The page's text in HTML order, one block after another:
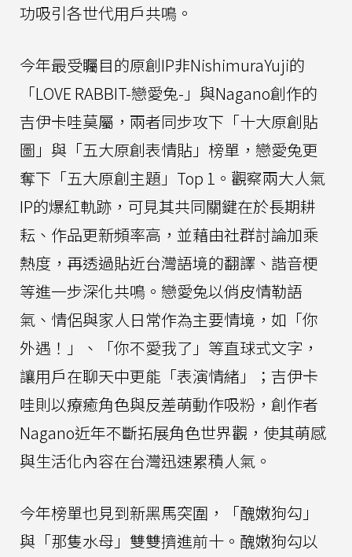
功吸引各世代用戶共鳴。
今年最受矚目的原創IP非NishimuraYuji的
「LOVE RABBIT-戀愛兔-」與Nagano創作的
吉伊卡哇莫屬，兩者同步攻下「十大原創貼
圖」與「五大原創表情貼」榜單，戀愛兔更
奪下「五大原創主題」Top 1。觀察兩大人氣
IP的爆紅軌跡，可見其共同關鍵在於長期耕
耘、作品更新頻率高，並藉由社群討論加乘
熱度，再透過貼近台灣語境的翻譯、諧音梗
等進一步深化共鳴。戀愛兔以俏皮情勒語
氣、情侶與家人日常作為主要情境，如「你
外遇！」、「你不愛我了」等直球式文字，
讓用戶在聊天中更能「表演情緒」；吉伊卡
哇則以療癒角色與反差萌動作吸粉，創作者
Nagano近年不斷拓展角色世界觀，使其萌感
與生活化內容在台灣迅速累積人氣。
今年榜單也見到新黑馬突圍，「醜嫩狗勾」
與「那隻水母」雙雙擠進前十。醜嫩狗勾以